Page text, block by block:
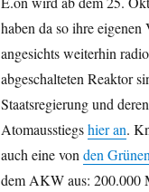
haben da so ihre
angesichts weiterhin
abgeschalteten Reaktor
Staatsregierung und
Atomausstiegshier an.
auch eine von den Grünen
dem AKW aus: 200.000